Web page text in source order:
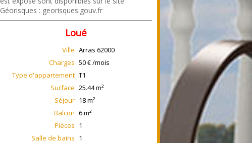
Géorisques : georisques.gouv.fr
Loué
Ville Arras 62000
Charges 50 € /mois
Type d'appartement T1
Surface 25.44m²
Séjour 18m²
Balcon 6m²
Pièces 1
Salle de bains 1